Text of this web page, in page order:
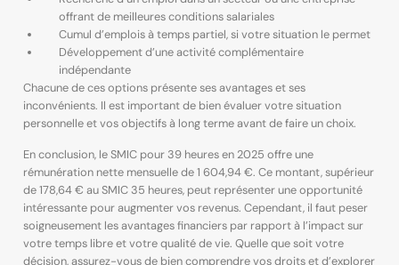
offrant de meilleures conditions salariales
Cumul d’emplois à temps partiel, si votre situation le permet
Développement d’une activité complémentaire
indépendante
Chacune de ces options présente ses avantages et ses
inconvénients. Il est important de bien évaluer votre situation
personnelle et vos objectifs à long terme avant de faire un choix.
En conclusion, le SMIC pour 39 heures en 2025 offre une
rémunération nette mensuelle de 1 604,94 €. Ce montant, supérieur
de 178,64 € au SMIC 35 heures, peut représenter une opportunité
intéressante pour augmenter vos revenus. Cependant, il faut peser
soigneusement les avantages financiers par rapport à l’impact sur
votre temps libre et votre qualité de vie. Quelle que soit votre
décision, assurez-vous de bien comprendre vos droits et d’explorer